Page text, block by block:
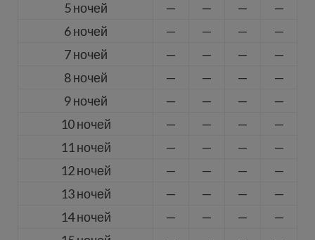
5 ночей
— — —
—
6 ночей
— — —
—
7 ночей
— — —
—
8 ночей
— — —
—
9 ночей
— — —
—
10 ночей
— — —
—
11 ночей
— — —
—
12 ночей
— — —
—
13 ночей
— — —
—
14 ночей
— — —
—